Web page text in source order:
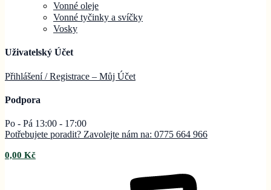
Vonné oleje
Vonné tyčinky a svíčky
Vosky
Uživatelský Účet
Přihlášení / Registrace – Můj Účet
Podpora
Po - Pá 13:00 - 17:00
Potřebujete poradit? Zavolejte nám na: 0775 664 966
0,00 Kč